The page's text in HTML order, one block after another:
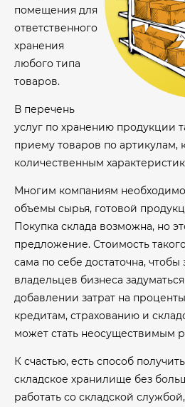
помещения для
ответственного
хранения
любого типа
товаров.
В перечень
услуг по хранению продукции
приему товаров по артикулам,
количественным
Многим компаниям
объемы сырья, готовой
Покупка склада возможна, но
предложение. Стоимость
сама по себе достаточна, чтобы
владельцев бизнеса
добавлении затрат на
кредитам, страхованию и
может стать неосуществимым
К счастью, есть способ
складское хранилище без
работать со складской